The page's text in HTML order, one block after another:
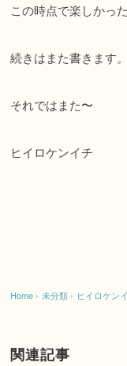
この時点で楽しかった
続きはまた書きます。
それではまた〜
ヒイロケンイチ
Home › 未分類 › ヒイロケン
関連記事